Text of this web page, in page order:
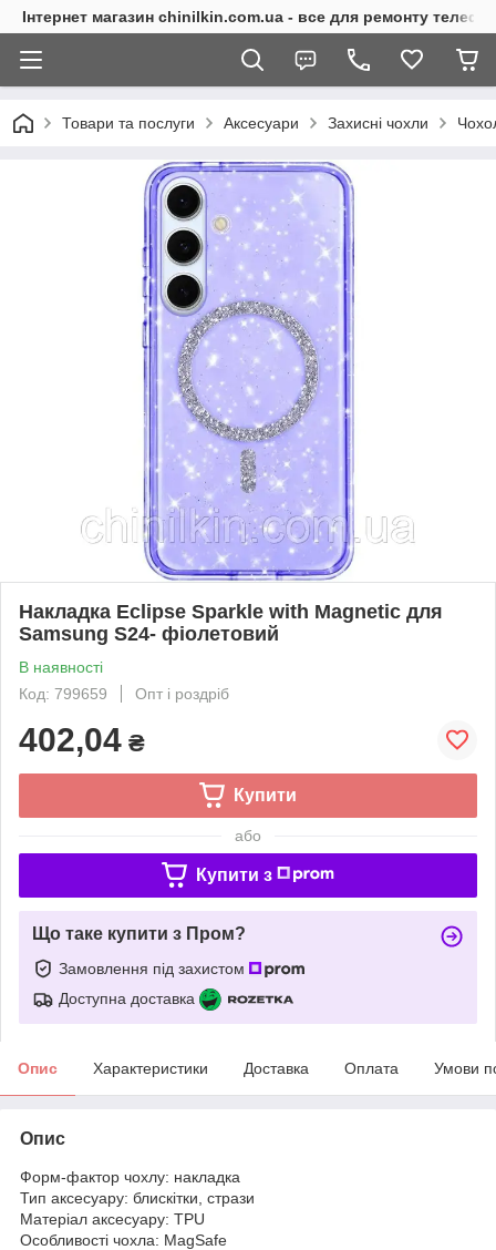
Інтернет магазин chinilkin.com.ua - все для ремонту
Товари та послуги Аксесуари Захисні чохли
Накладка Eclipse Sparkle with Magnetic для
Samsung S24- фіолетовий
В наявності
Код: 799659
Опт і роздріб
402,04 ₴
Купити
або
Купити з
Що таке купити з Пром?
Замовлення під захистом
Доступна доставка
Опис Характеристики Доставка Оплата Умови
Опис
Форм-фактор чохлу: накладка
Тип аксесуару: блискітки, стрази
Матеріал аксесуару: TPU
Особливості чохла: MagSafe